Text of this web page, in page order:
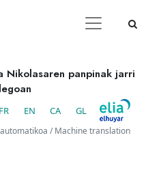
Nikolasaren panpinak jarri
FR EN CA GL
/ Machine translation